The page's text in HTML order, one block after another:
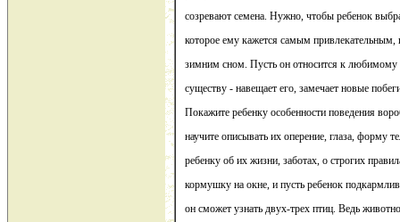
созревают семена. Нужно, чтобы ребенок
которое ему кажется самым привлекательным,
зимним сном. Пусть он относится к любимому
существу - навещает его, замечает новые
Покажите ребенку особенности поведения
научите описывать их оперение, глаза, форму
ребенку об их жизни, заботах, о строгих
кормушку на окне, и пусть ребенок
он сможет узнать двух-трех птиц. Ведь